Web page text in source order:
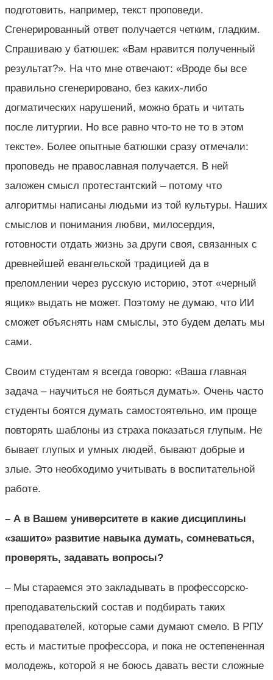
подготовить, например, текст проповеди.
Сгенерированный ответ получается четким, гладким.
Спрашиваю у батюшек: «Вам нравится полученный
результат?». На что мне отвечают: «Вроде бы все
правильно сгенерировано, без каких-либо
догматических нарушений, можно брать и читать
после литургии. Но все равно что-то не то в этом
тексте». Более опытные батюшки сразу отмечали:
проповедь не православная получается. В ней
заложен смысл протестантский – потому что
алгоритмы написаны людьми из той культуры. Наших
смыслов и понимания любви, милосердия,
готовности отдать жизнь за други своя, связанных с
древнейшей евангельской традицией да в
преломлении через русскую историю, этот «черный
ящик» выдать не может. Поэтому не думаю, что ИИ
сможет объяснять нам смыслы, это будем делать мы
сами.
Своим студентам я всегда говорю: «Ваша главная
задача – научиться не бояться думать». Очень часто
студенты боятся думать самостоятельно, им проще
повторять шаблоны из страха показаться глупым. Не
бывает глупых и умных людей, бывают добрые и
злые. Это необходимо учитывать в воспитательной
работе.
– А в Вашем университете в какие дисциплины
«зашито» развитие навыка думать, сомневаться,
проверять, задавать вопросы?
– Мы стараемся это закладывать в профессорско-
преподавательский состав и подбирать таких
преподавателей, которые сами думают смело. В РПУ
есть и маститые профессора, и пока не остепененная
молодежь, которой я не боюсь давать вести сложные